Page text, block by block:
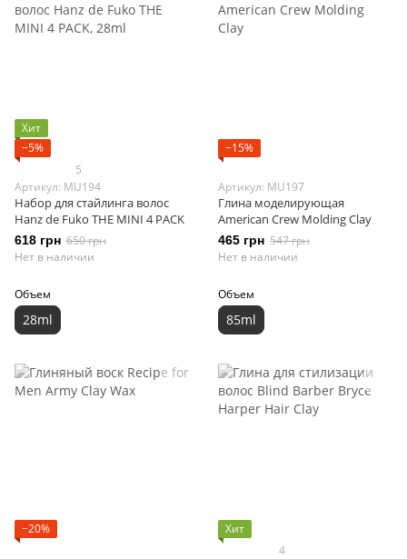
Хит
−5%
5
Артикул: MU194
Набор для стайлинга волос
Hanz de Fuko THE MINI 4 PACK
618 грн 650 грн
Нет в наличии
Объем
28ml
−15%
Артикул: MU197
Глина моделирующая
American Crew Molding Clay
465 грн 547 грн
Нет в наличии
Объем
85ml
−20%
Хит
4